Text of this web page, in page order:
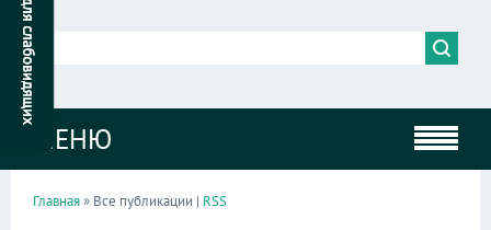
МЕНЮ
Главная» Все публикации | RSS